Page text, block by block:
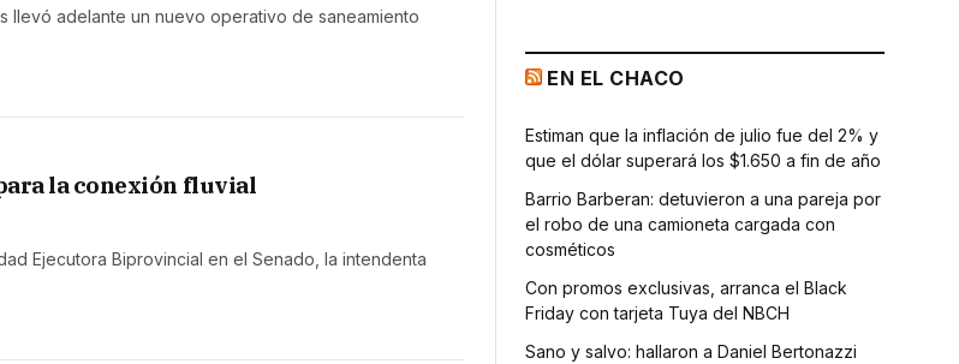
llevó adelante un nuevo operativo de saneamiento
la conexión fluvial
Ejecutora Biprovincial en el Senado, la intendenta
EN EL CHACO
Estiman que la inflación de julio fue del 2% y
que el dólar superará los $1.650 a fin de año
Barrio Barberan: detuvieron a una pareja por
el robo de una camioneta cargada con
cosméticos
Con promos exclusivas, arranca el Black
Friday con tarjeta Tuya del NBCH
Sano y salvo: hallaron a Daniel Bertonazzi